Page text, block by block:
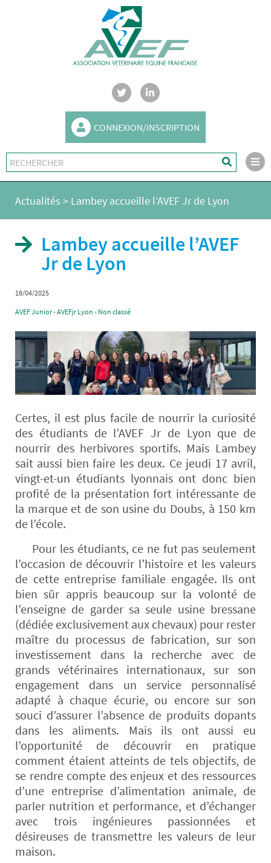
CONNEXION/INSCRIPTION
Actualités > Lambey accueille l’AVEF Jr de Lyon
Lambey accueille l’AVEF
Jr de Lyon
18/04/2025
AVEF Junior - AVEFjr Lyon - Non classé
Certes, il est plus facile de nourrir la curiosité
des étudiants de l’AVEF Jr de Lyon que de
nourrir des herbivores sportifs. Mais Lambey
sait aussi bien faire les deux. Ce jeudi 17 avril,
vingt-et-un étudiants lyonnais ont donc bien
profité de la présentation fort intéressante de
la marque et de son usine du Doubs, à 150 km
de l’école.
Pour les étudiants, ce ne fut pas seulement
l’occasion de découvrir l’histoire et les valeurs
de cette entreprise familiale engagée. Ils ont
bien sûr appris beaucoup sur la volonté de
l’enseigne de garder sa seule usine bressane
(dédiée exclusivement aux chevaux) pour rester
maître du processus de fabrication, sur son
investissement dans la recherche avec de
grands vétérinaires internationaux, sur son
engagement dans un service personnalisé
adapté à chaque écurie, ou encore sur son
souci d’assurer l’absence de produits dopants
dans les aliments. Mais ils ont aussi eu
l’opportunité de découvrir en pratique
comment étaient atteints de tels objectifs, de
se rendre compte des enjeux et des ressources
d’une entreprise d’alimentation animale, de
parler nutrition et performance, et d’échanger
avec trois ingénieures passionnées et
désireuses de transmettre les valeurs de leur
maison.